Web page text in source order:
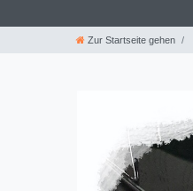
Zur Startseite gehen